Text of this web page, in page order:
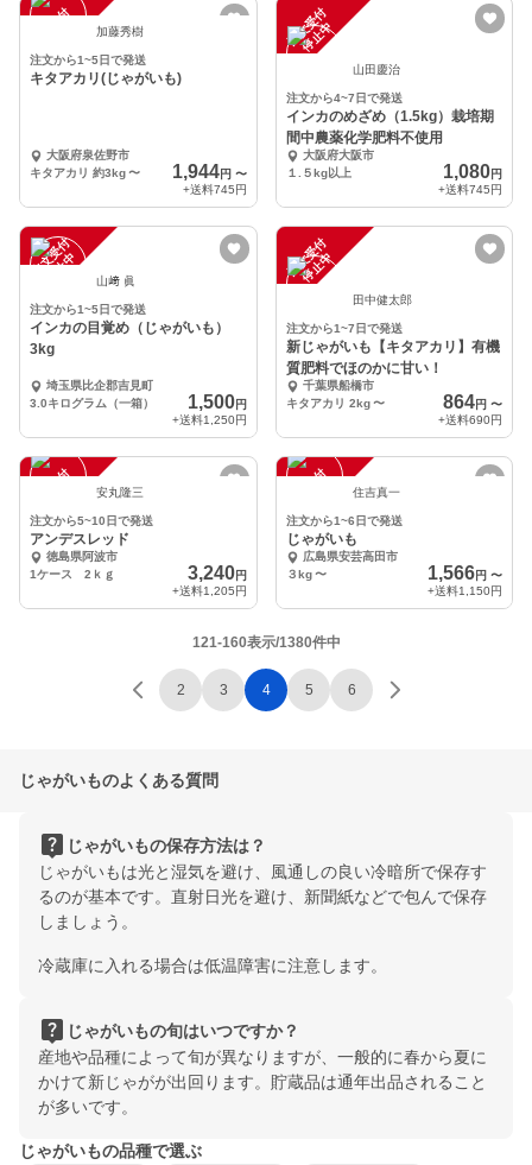
注
文
受
付
停
止 加藤秀樹
注文から1~5日で発送
キタアカリ(じゃがいも)
大阪府泉佐野市
キタアカリ 約3kg〜 1,944円 〜
+送料745円
注
文
受
付
停
止
中
山田慶治
注文から4~7日で発送
インカのめざめ（1.5kg）栽培期
間中農薬化学肥料不使用
大阪府大阪市
１.５kg以上
1,080円
+送料745円
注
文
受
付
停
止
中 山﨑 眞
注文から1~5日で発送
インカの目覚め（じゃがいも）
3kg
埼玉県比企郡吉見町
3.0キログラム（一箱）
1,500円
+送料1,250円
注
文
受
付
停
止
中
田中健太郎
注文から1~7日で発送
新じゃがいも【キタアカリ】有機
質肥料でほのかに甘い！
千葉県船橋市
キタアカリ 2kg 〜 864円 〜
+送料690円
注
文
受
付
停
止 安丸隆三
注文から5~10日で発送
アンデスレッド
徳島県阿波市
1ケース 2ｋｇ
3,240円
+送料1,205円
注
文
受
付
停
止 住吉真一
注文から1~6日で発送
じゃがいも
広島県安芸高田市
３kg 〜 1,566円 〜
+送料1,150円
121-160表示/1380件中
2 3 4 5 6
じゃがいものよくある質問
live_help じゃがいもの保存方法は？
じゃがいもは光と湿気を避け、風通しの良い冷暗所で保存す
るのが基本です。直射日光を避け、新聞紙などで包んで保存
しましょう。
冷蔵庫に入れる場合は低温障害に注意します。
live_help じゃがいもの旬はいつですか？
産地や品種によって旬が異なりますが、一般的に春から夏に
かけて新じゃがが出回ります。貯蔵品は通年出品されること
が多いです。
じゃがいもの品種で選ぶ